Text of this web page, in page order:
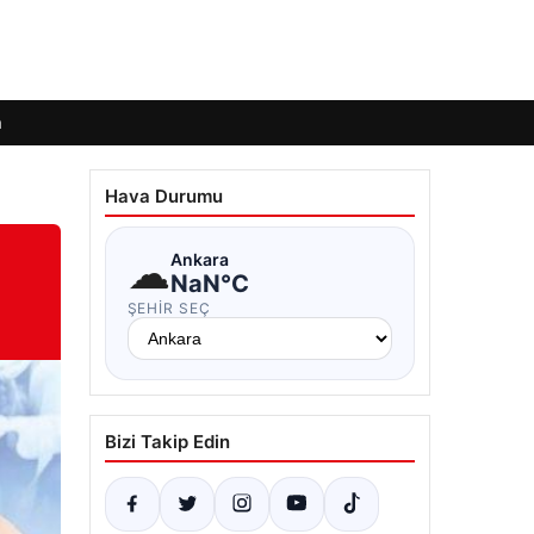
Hava Durumu
☁Ankara
NaN°C
ŞEHIR SEÇ
Bizi Takip Edin